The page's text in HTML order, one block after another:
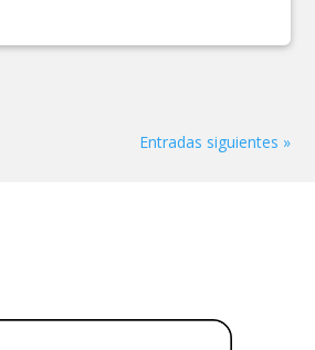
Entradas siguientes »